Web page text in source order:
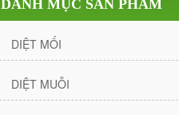
DANH MỤC SẢN PHẨM
DIỆT MỐI
DIỆT MUỖI